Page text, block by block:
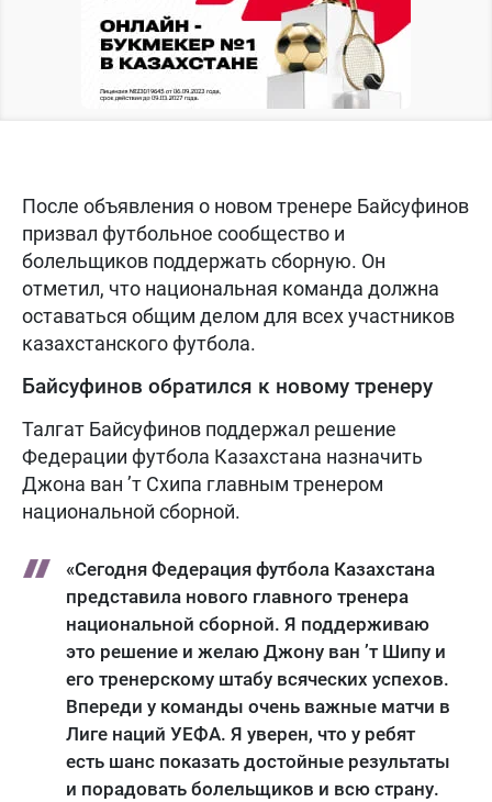
После объявления о новом тренере Байсуфинов
призвал футбольное сообщество и
болельщиков поддержать сборную. Он
отметил, что национальная команда должна
оставаться общим делом для всех участников
казахстанского футбола.
Байсуфинов обратился к новому тренеру
Талгат Байсуфинов поддержал решение
Федерации футбола Казахстана назначить
Джона ван ’т Схипа главным тренером
национальной сборной.
«Сегодня Федерация футбола Казахстана
представила нового главного тренера
национальной сборной. Я поддерживаю
это решение и желаю Джону ван ’т Шипу и
его тренерскому штабу всяческих успехов.
Впереди у команды очень важные матчи в
Лиге наций УЕФА. Я уверен, что у ребят
есть шанс показать достойные результаты
и порадовать болельщиков и всю страну.